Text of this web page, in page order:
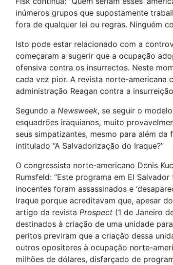
inúmeros grupos que supostamente
fora de qualquer lei ou regras. Ninguém
Isto pode estar relacionado com a
começaram a sugerir que a ocupação
ofensiva contra os insurrectos. Neste
cada vez pior. A revista norte-americana
administração Reagan contra a
Segundo a Newsweek, se seguir o
esquadrões iraquianos, muito
seus simpatizantes, mesmo para além
intitulado “A Salvadorização do Iraque?”
O congressista norte-americano Denis
Rumsfeld: “Este programa em El
inocentes foram assassinados e
Iraque porque acreditavam que, apesar
artigo da revista Prospect (1 de Janeiro
destinados à criação de uma unidade
peritos previram que a criação dessa
outros opositores à ocupação norte-
milhões de dólares, disfarçado de